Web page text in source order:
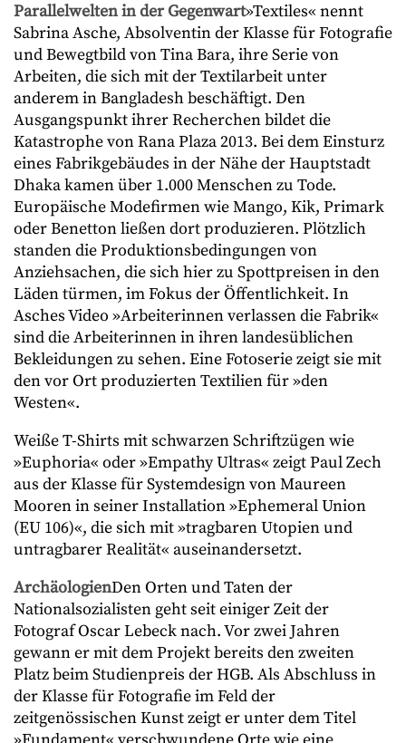
Parallelwelten in der Gegenwart»Textiles« nennt
Sabrina Asche, Absolventin der Klasse für Fotografie
und Bewegtbild von Tina Bara, ihre Serie von
Arbeiten, die sich mit der Textilarbeit unter
anderem in Bangladesh beschäftigt. Den
Ausgangspunkt ihrer Recherchen bildet die
Katastrophe von Rana Plaza 2013. Bei dem Einsturz
eines Fabrikgebäudes in der Nähe der Hauptstadt
Dhaka kamen über 1.000 Menschen zu Tode.
Europäische Modefirmen wie Mango, Kik, Primark
oder Benetton ließen dort produzieren. Plötzlich
standen die Produktionsbedingungen von
Anziehsachen, die sich hier zu Spottpreisen in den
Läden türmen, im Fokus der Öffentlichkeit. In
Asches Video »Arbeiterinnen verlassen die Fabrik«
sind die Arbeiterinnen in ihren landesüblichen
Bekleidungen zu sehen. Eine Fotoserie zeigt sie mit
den vor Ort produzierten Textilien für »den
Westen«.
Weiße T-Shirts mit schwarzen Schriftzügen wie
»Euphoria« oder »Empathy Ultras« zeigt Paul Zech
aus der Klasse für Systemdesign von Maureen
Mooren in seiner Installation »Ephemeral Union
(EU 106)«, die sich mit »tragbaren Utopien und
untragbarer Realität« auseinandersetzt.
ArchäologienDen Orten und Taten der
Nationalsozialisten geht seit einiger Zeit der
Fotograf Oscar Lebeck nach. Vor zwei Jahren
gewann er mit dem Projekt bereits den zweiten
Platz beim Studienpreis der HGB. Als Abschluss in
der Klasse für Fotografie im Feld der
zeitgenössischen Kunst zeigt er unter dem Titel